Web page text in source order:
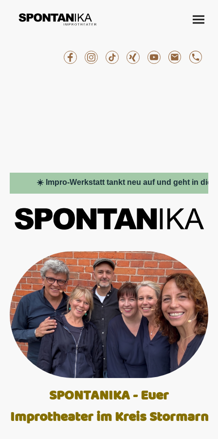
☀️ Impro-Werkstatt tankt neu auf und geht in die
SPONTANIKA - Euer
Improtheater im Kreis Stormarn